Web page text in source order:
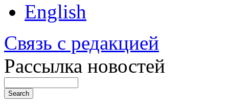
English
Связь с редакцией
Рассылка новостей